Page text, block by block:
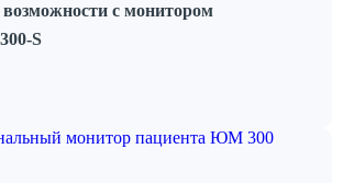
с монитором
S